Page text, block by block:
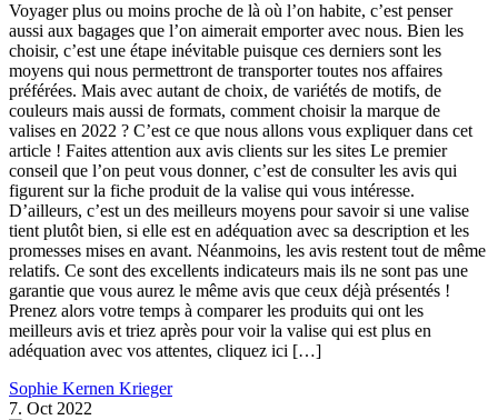
Voyager plus ou moins proche de là où l’on habite, c’est penser
aussi aux bagages que l’on aimerait emporter avec nous. Bien les
choisir, c’est une étape inévitable puisque ces derniers sont les
moyens qui nous permettront de transporter toutes nos affaires
préférées. Mais avec autant de choix, de variétés de motifs, de
couleurs mais aussi de formats, comment choisir la marque de
valises en 2022 ? C’est ce que nous allons vous expliquer dans cet
article ! Faites attention aux avis clients sur les sites Le premier
conseil que l’on peut vous donner, c’est de consulter les avis qui
figurent sur la fiche produit de la valise qui vous intéresse.
D’ailleurs, c’est un des meilleurs moyens pour savoir si une valise
tient plutôt bien, si elle est en adéquation avec sa description et les
promesses mises en avant. Néanmoins, les avis restent tout de même
relatifs. Ce sont des excellents indicateurs mais ils ne sont pas une
garantie que vous aurez le même avis que ceux déjà présentés !
Prenez alors votre temps à comparer les produits qui ont les
meilleurs avis et triez après pour voir la valise qui est plus en
adéquation avec vos attentes, cliquez ici […]
Sophie Kernen Krieger
7. Oct 2022